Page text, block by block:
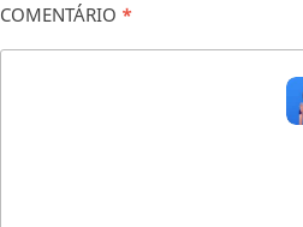
COMENTÁRIO *